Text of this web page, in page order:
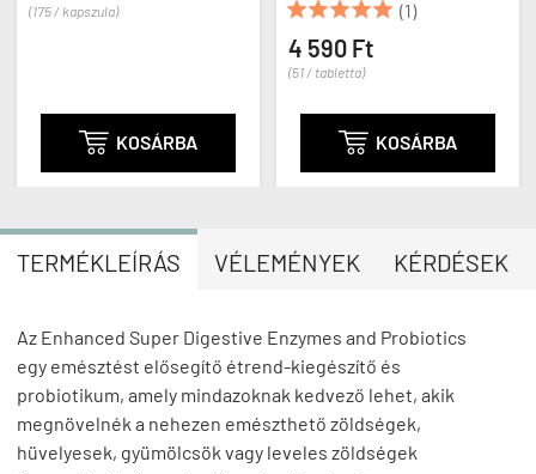
(175 / kapszula)
 KOSÁRBA
 (1)
4 590 Ft
(51 / tabletta)
 KOSÁRBA
TERMÉKLEÍRÁS VÉLEMÉNYEK KÉRDÉSEK
Az Enhanced Super Digestive Enzymes and Probiotics
egy emésztést elősegítő étrend-kiegészítő és
probiotikum, amely mindazoknak kedvező lehet, akik
megnövelnék a nehezen emészthető zöldségek,
hüvelyesek, gyümölcsök vagy leveles zöldségek